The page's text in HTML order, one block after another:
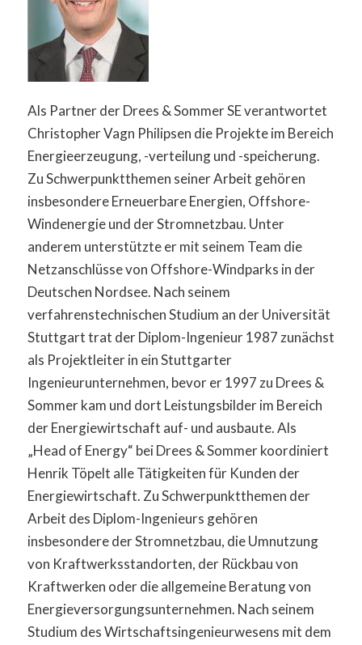
Als Partner der Drees & Sommer SE verantwortet
Christopher Vagn Philipsen die Projekte im Bereich
Energieerzeugung, -verteilung und -speicherung.
Zu Schwerpunktthemen seiner Arbeit gehören
insbesondere Erneuerbare Energien, Offshore-
Windenergie und der Stromnetzbau. Unter
anderem unterstützte er mit seinem Team die
Netzanschlüsse von Offshore-Windparks in der
Deutschen Nordsee. Nach seinem
verfahrenstechnischen Studium an der Universität
Stuttgart trat der Diplom-Ingenieur 1987 zunächst
als Projektleiter in ein Stuttgarter
Ingenieurunternehmen, bevor er 1997 zu Drees &
Sommer kam und dort Leistungsbilder im Bereich
der Energiewirtschaft auf- und ausbaute. Als
„Head of Energy“ bei Drees & Sommer koordiniert
Henrik Töpelt alle Tätigkeiten für Kunden der
Energiewirtschaft. Zu Schwerpunktthemen der
Arbeit des Diplom-Ingenieurs gehören
insbesondere der Stromnetzbau, die Umnutzung
von Kraftwerksstandorten, der Rückbau von
Kraftwerken oder die allgemeine Beratung von
Energieversorgungsunternehmen. Nach seinem
Studium des Wirtschaftsingenieurwesens mit dem